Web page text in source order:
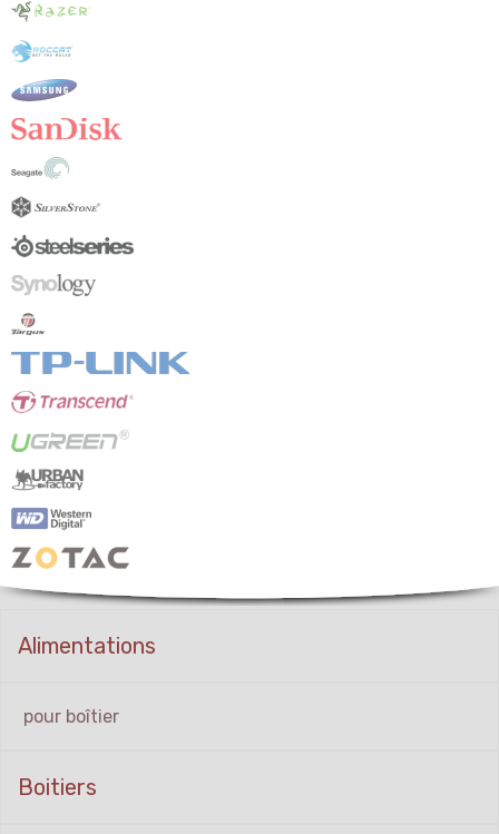
Alimentations
pour boîtier
Boitiers